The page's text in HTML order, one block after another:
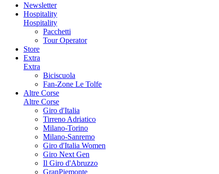
Newsletter
Hospitality
Hospitality
Pacchetti
Tour Operator
Store
Extra
Extra
Biciscuola
Fan-Zone Le Tolfe
Altre Corse
Altre Corse
Giro d'Italia
Tirreno Adriatico
Milano-Torino
Milano-Sanremo
Giro d'Italia Women
Giro Next Gen
Il Giro d'Abruzzo
GranPiemonte